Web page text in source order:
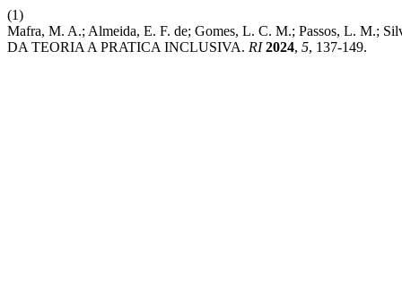
(1)
Mafra, M. A.; Almeida, E. F. de; Gomes, L. C. M.; Passos, L.
DA TEORIA A PRATICA INCLUSIVA. RI 2024, 5, 137-149.